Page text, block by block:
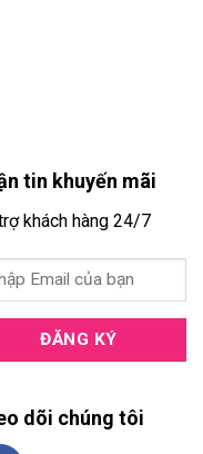
tin khuyến mãi
khách hàng 24/7
dõi chúng tôi